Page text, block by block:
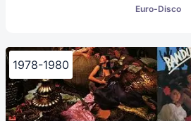
Euro-Disco
1978-1980